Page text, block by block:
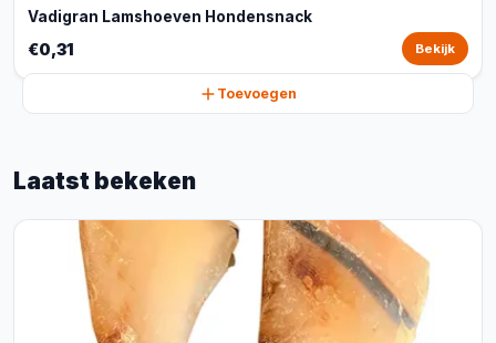
Vadigran Lamshoeven Hondensnack
€0,31 Bekijk
Toevoegen
Laatst bekeken